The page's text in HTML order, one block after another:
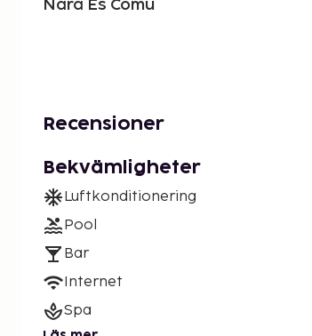
Nära Es Comú
Recensioner
Bekvämligheter
Luftkonditionering
Pool
Bar
Internet
Spa